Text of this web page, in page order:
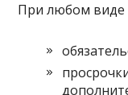
При любом виде